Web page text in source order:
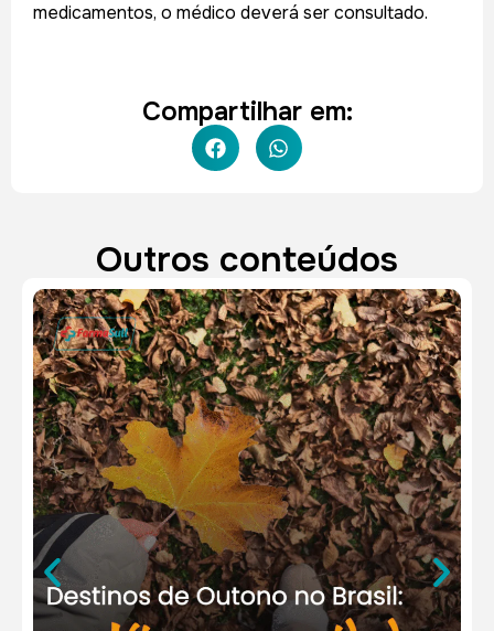
medicamentos, o médico deverá ser consultado.
Compartilhar em:
Outros conteúdos